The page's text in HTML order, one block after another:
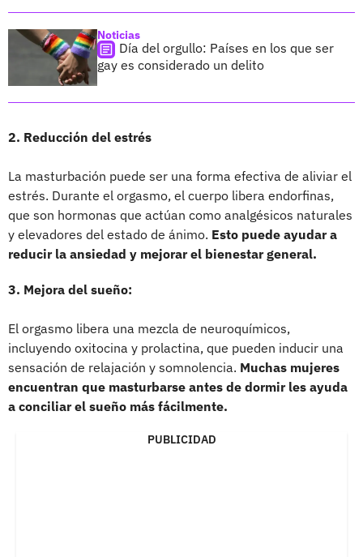
Noticias
Día del orgullo: Países en los que ser
gay es considerado un delito
2. Reducción del estrés
La masturbación puede ser una forma efectiva de aliviar el
estrés. Durante el orgasmo, el cuerpo libera endorfinas,
que son hormonas que actúan como analgésicos naturales
y elevadores del estado de ánimo. Esto puede ayudar a
reducir la ansiedad y mejorar el bienestar general.
3. Mejora del sueño:
El orgasmo libera una mezcla de neuroquímicos,
incluyendo oxitocina y prolactina, que pueden inducir una
sensación de relajación y somnolencia. Muchas mujeres
encuentran que masturbarse antes de dormir les ayuda
a conciliar el sueño más fácilmente.
PUBLICIDAD